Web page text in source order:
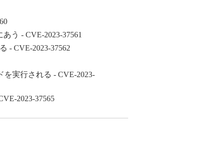
う - CVE-2023-37561
- CVE-2023-37562
実行される - CVE-2023-
2023-37565